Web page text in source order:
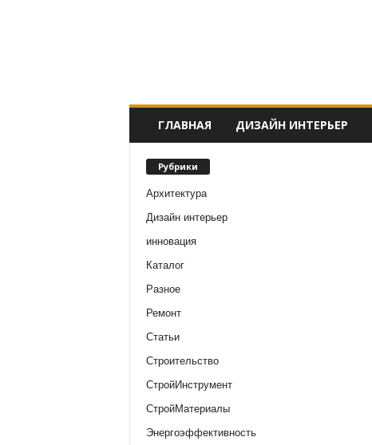
ГЛАВНАЯ ДИЗАЙН ИНТЕРЬЕР
Рубрики
Архитектура
Дизайн интерьер
инновация
Каталог
Разное
Ремонт
Статьи
Строительство
СтройИнструмент
СтройМатериалы
Энергоэффективность